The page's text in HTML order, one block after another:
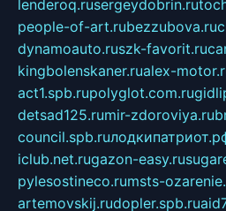
lenderoq.rusergeydobrin.ru
people-of-art.rubezzubova.ru
dynamoauto.ruszk-favorit.ru
kingbolenskaner.rualex-
act1.spb.rupolyglot.com.ru
detsad125.rumir-zdoroviya.ru
council.spb.ru
iclub.net.rugazon-easy.ru
pylesostineco.rumsts-
artemovskij.rudopler.spb.ru